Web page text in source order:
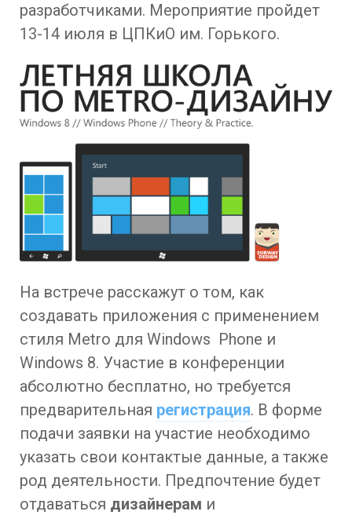
разработчиками. Мероприятие пройдет
13-14 июля в ЦПКиО им. Горького.
На встрече расскажут о том, как
создавать приложения с применением
стиля Metro для Windows Phone и
Windows 8. Участие в конференции
абсолютно бесплатно, но требуется
предварительная регистрация. В форме
подачи заявки на участие необходимо
указать свои контактые данные, а также
род деятельности. Предпочтение будет
отдаваться дизайнерам и